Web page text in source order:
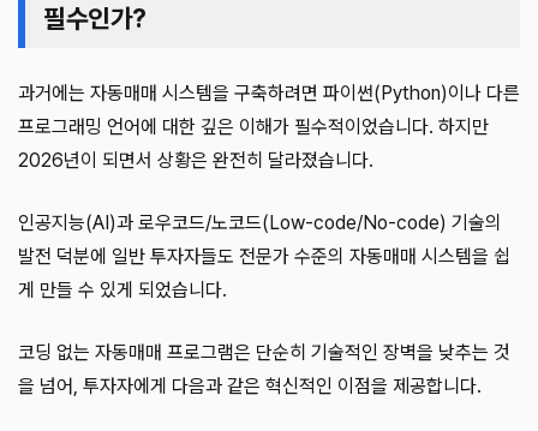
필수인가?
과거에는 자동매매 시스템을 구축하려면 파이썬(Python)이나 다른
프로그래밍 언어에 대한 깊은 이해가 필수적이었습니다. 하지만
2026년이 되면서 상황은 완전히 달라졌습니다.
인공지능(AI)과 로우코드/노코드(Low-code/No-code) 기술의
발전 덕분에 일반 투자자들도 전문가 수준의 자동매매 시스템을 쉽
게 만들 수 있게 되었습니다.
코딩 없는 자동매매 프로그램은 단순히 기술적인 장벽을 낮추는 것
을 넘어, 투자자에게 다음과 같은 혁신적인 이점을 제공합니다.